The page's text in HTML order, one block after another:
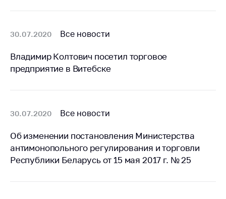
Торговля и услуги
Регулирование и
контроль закупок
Регулирование
рекламной
Международное
сотрудничество
30.07.2020 Все новости
Владимир Колтович посетил торговое
предприятие в Витебске
30.07.2020 Все новости
Об изменении постановления Министерства
антимонопольного регулирования и торговли
Республики Беларусь от 15 мая 2017 г. № 25